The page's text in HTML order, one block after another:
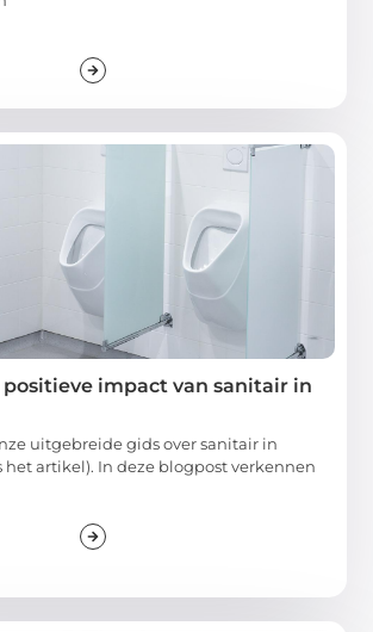
impact van sanitair in
uitgebreide gids over sanitair in
het artikel). In deze blogpost verkennen